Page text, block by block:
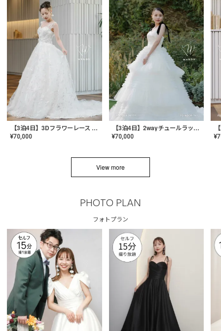
【3泊4日】3Dフラワーレース ドレス〈PD-WDOR-331〉
¥70,000
【3泊4日】2wayチュールラッフルドレス〈PD-WDOR-341RTL〉
¥70,000 ¥
View more
PHOTO PLAN
フォトプラン